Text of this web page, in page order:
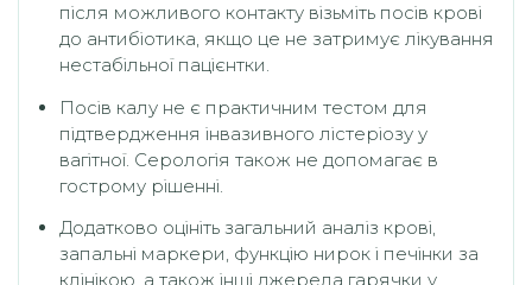
після можливого контакту візьміть посів крові
до антибіотика, якщо це не затримує лікування
нестабільної пацієнтки.
Посів калу не є практичним тестом для
підтвердження інвазивного лістеріозу у
вагітної. Серологія також не допомагає в
гострому рішенні.
Додатково оцініть загальний аналіз крові,
запальні маркери, функцію нирок і печінки за
клінікою, а також інші джерела гарячки у